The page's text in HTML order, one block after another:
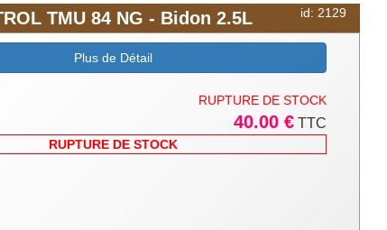
contrôle,
espèce à
id: 2129
TMU 84 NG - Bidon 2.5L
Plus de Détail
RUPTURE DE STOCK
40.00 € TTC
RUPTURE DE STOCK